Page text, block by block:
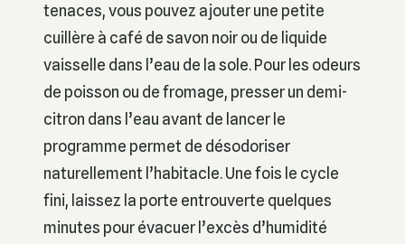
tenaces, vous pouvez ajouter une petite
cuillère à café de savon noir ou de liquide
vaisselle dans l’eau de la sole. Pour les odeurs
de poisson ou de fromage, presser un demi-
citron dans l’eau avant de lancer le
programme permet de désodoriser
naturellement l’habitacle. Une fois le cycle
fini, laissez la porte entrouverte quelques
minutes pour évacuer l’excès d’humidité